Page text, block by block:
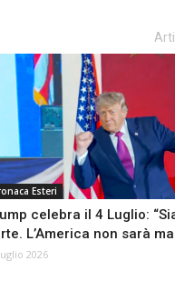
Esteri
celebra il 4 Luglio:
L’America non sarà
2026